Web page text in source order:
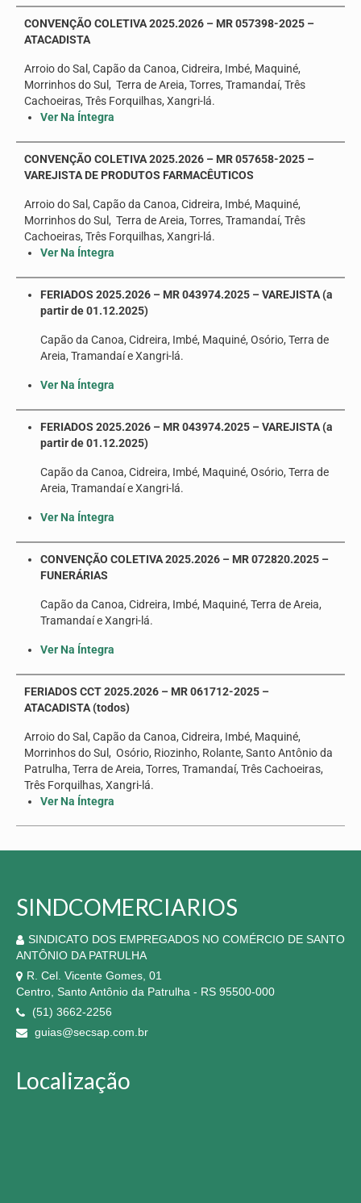
CONVENÇÃO COLETIVA 2025.2026 – MR 057398-2025 –
ATACADISTA
Arroio do Sal, Capão da Canoa, Cidreira, Imbé, Maquiné,
Morrinhos do Sul, Terra de Areia, Torres, Tramandaí, Três
Cachoeiras, Três Forquilhas, Xangri-lá.
Ver Na Íntegra
CONVENÇÃO COLETIVA 2025.2026 – MR 057658-2025 –
VAREJISTA DE PRODUTOS FARMACÊUTICOS
Arroio do Sal, Capão da Canoa, Cidreira, Imbé, Maquiné,
Morrinhos do Sul, Terra de Areia, Torres, Tramandaí, Três
Cachoeiras, Três Forquilhas, Xangri-lá.
Ver Na Íntegra
FERIADOS 2025.2026 – MR 043974.2025 – VAREJISTA (a
partir de 01.12.2025)
Capão da Canoa, Cidreira, Imbé, Maquiné, Osório, Terra de
Areia, Tramandaí e Xangri-lá.
Ver Na Íntegra
FERIADOS 2025.2026 – MR 043974.2025 – VAREJISTA (a
partir de 01.12.2025)
Capão da Canoa, Cidreira, Imbé, Maquiné, Osório, Terra de
Areia, Tramandaí e Xangri-lá.
Ver Na Íntegra
CONVENÇÃO COLETIVA 2025.2026 – MR 072820.2025 –
FUNERÁRIAS
Capão da Canoa, Cidreira, Imbé, Maquiné, Terra de Areia,
Tramandaí e Xangri-lá.
Ver Na Íntegra
FERIADOS CCT 2025.2026 – MR 061712-2025 –
ATACADISTA (todos)
Arroio do Sal, Capão da Canoa, Cidreira, Imbé, Maquiné,
Morrinhos do Sul, Osório, Riozinho, Rolante, Santo Antônio da
Patrulha, Terra de Areia, Torres, Tramandaí, Três Cachoeiras,
Três Forquilhas, Xangri-lá.
Ver Na Íntegra
SINDCOMERCIARIOS
SINDICATO DOS EMPREGADOS NO COMÉRCIO DE SANTO
ANTÔNIO DA PATRULHA
R. Cel. Vicente Gomes, 01
Centro, Santo Antônio da Patrulha - RS 95500-000
(51) 3662-2256
guias@secsap.com.br
Localização